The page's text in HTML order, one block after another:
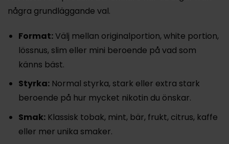
några grundläggande val.
Format:Välj mellan originalportion, white portion,
lössnus, slim eller mini beroende på vad som
känns bäst.
Styrka:Normal styrka, stark eller extra stark
beroende på hur mycket nikotin du önskar.
Smak:Klassisk tobak, mint, bär, frukt, citrus, kaffe
eller mer unika smaker.